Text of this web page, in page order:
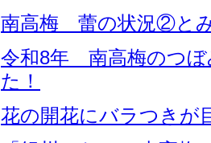
南高梅 蕾の状況②と
令和8年 南高梅のつぼ
た！
花の開花にバラつきが